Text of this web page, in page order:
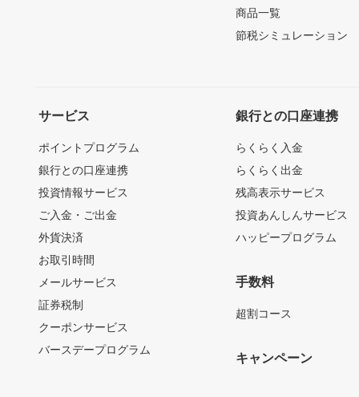
商品一覧
節税シミュレーション
サービス
ポイントプログラム
銀行との口座連携
投資情報サービス
ご入金・ご出金
外貨決済
お取引時間
メールサービス
証券税制
クーポンサービス
バースデープログラム
銀行との口座連携
らくらく入金
らくらく出金
残高表示サービス
投資あんしんサービス
ハッピープログラム
手数料
超割コース
キャンペーン